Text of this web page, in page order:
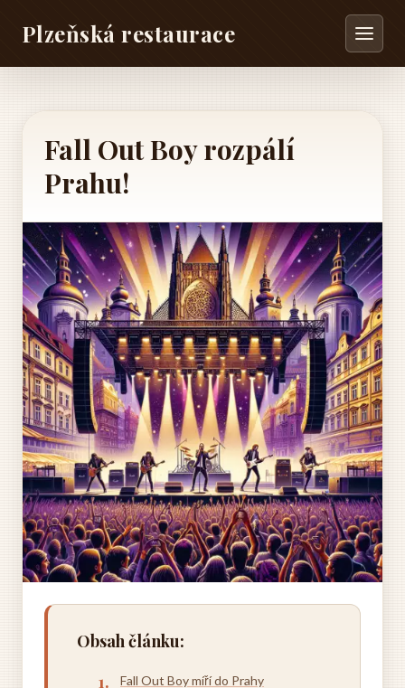
Plzeňská restaurace
Fall Out Boy rozpálí
Prahu!
Obsah článku:
Fall Out Boy míří do Prahy